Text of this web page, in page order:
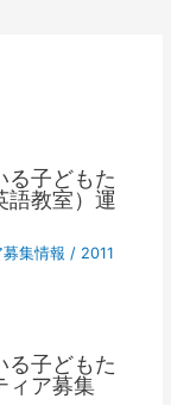
る子どもた
語教室）運
集情報 / 2011
る子どもた
ィア募集